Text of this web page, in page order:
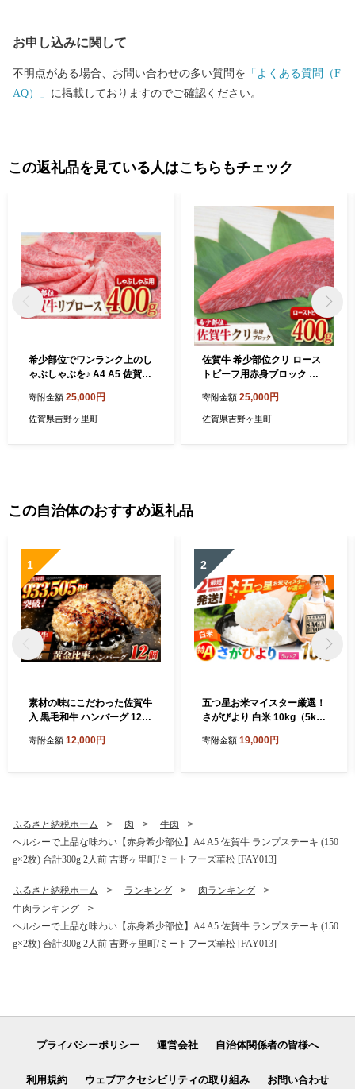
お申し込みに関して
不明点がある場合、お問い合わせの多い質問を 「よくある質問（F
AQ）」 に掲載しておりますのでご確認ください。
この返礼品を見ている人はこちらもチェック
希少部位でワンランク上のし
ゃぶしゃぶを♪ A4 A5 佐賀牛
00g 約2～3人前 吉野ヶ里町/
ミートフーズ華松 [FAY015]
寄附金額 25,000円
佐賀県吉野ヶ里町
佐賀牛 希少部位クリ ロース
トビーフ用赤身ブロック ミ
[FAY091]
寄附金額 25,000円
佐賀県吉野ヶ里町
この自治体のおすすめ返礼品
1
素材の味にこだわった佐賀牛
入 黒毛和牛 ハンバーグ 12個
ばいばーぐ はんばーぐ 弁当
寄附金額 12,000円
2
五つ星お米マイスター厳選！
さがびより 白米 10kg（5kg
店 [FCW046]
寄附金額 19,000円
ふるさと納税ホーム 肉
牛肉
ヘルシーで上品な味わい【赤身希少部位】A4 A5 佐賀牛 ランプステーキ (150
g×2枚) 合計300g 2人前 吉野ヶ里町/ミートフーズ華松 [FAY013]
ふるさと納税ホーム ランキング
肉ランキング
牛肉ランキング
ヘルシーで上品な味わい【赤身希少部位】A4 A5 佐賀牛 ランプステーキ (150
g×2枚) 合計300g 2人前 吉野ヶ里町/ミートフーズ華松 [FAY013]
プライバシーポリシー 運営会社 自治体関係者の皆様へ
利用規約 ウェブアクセシビリティの取り組み お問い合わせ